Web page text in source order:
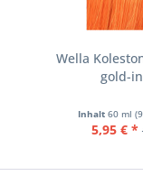
Wella
gold-
Inhalt 60 ml
5,95 € *